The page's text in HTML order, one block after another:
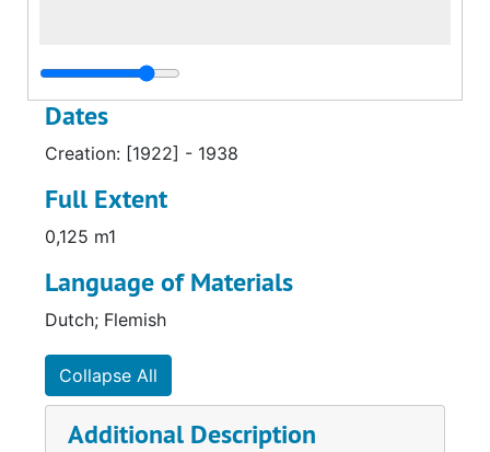
Dates
Creation: [1922] - 1938
Full Extent
0,125 m1
Language of Materials
Dutch; Flemish
Collapse All
Additional Description